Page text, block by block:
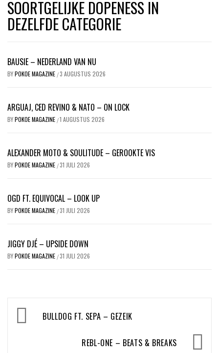
SOORTGELIJKE DOPENESS IN
DEZELFDE CATEGORIE
BAUSIE – NEDERLAND VAN NU
BYPOKOE MAGAZINE /3 AUGUSTUS 2026
ARGUAJ, CED REVINO & NATO – ON LOCK
BYPOKOE MAGAZINE /1 AUGUSTUS 2026
ALEXANDER MOTO & SOULITUDE – GEROOKTE VIS
BYPOKOE MAGAZINE /31 JULI 2026
OGD FT. EQUIVOCAL – LOOK UP
BYPOKOE MAGAZINE /31 JULI 2026
JIGGY DJÉ – UPSIDE DOWN
BYPOKOE MAGAZINE /31 JULI 2026
Bericht
navigatieBULLDOG FT. SEPA – GEZEIK
REBL-ONE – BEATS & BREAKS